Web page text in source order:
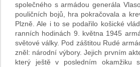
společného s armádou generála
pouličních bojů, hra pokračovala a
Plzně. Ale i to se podařilo košické
ranních hodinách 9. května 1945
světové války. Pod záštitou Rudé
zněl: národní výbory. Jejich prvním
který ještě v posledním okamžiku